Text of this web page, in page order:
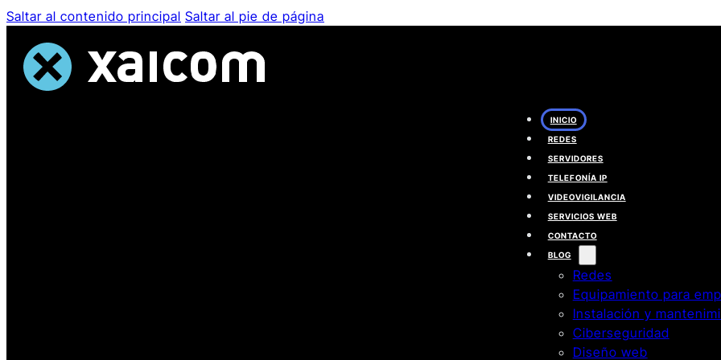
Saltar al contenido principal Saltar al pie de página
INICIO
REDES
SERVIDORES
TELEFONÍA IP
VIDEOVIGILANCIA
SERVICIOS WEB
CONTACTO
BLOG
Redes
Equipamiento para
Instalación y
Ciberseguridad
Diseño web